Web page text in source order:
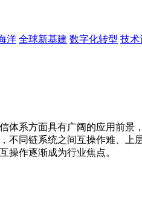
洋 全球新基建 数字化转型 技术
体系方面具有广阔的应用前景
不同链系统之间互操作难、上
操作逐渐成为行业焦点。